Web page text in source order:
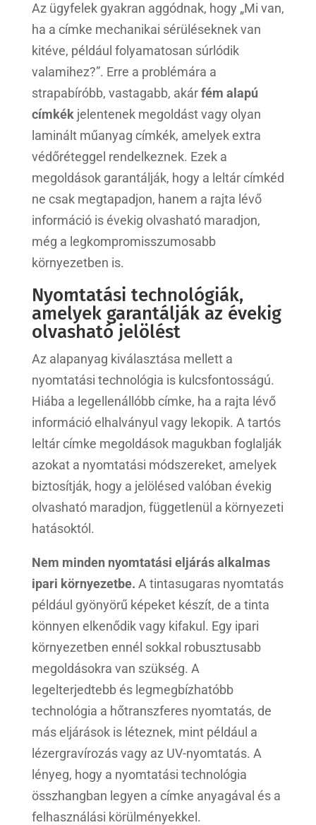
Az ügyfelek gyakran aggódnak, hogy „Mi van,
ha a címke mechanikai sérüléseknek van
kitéve, például folyamatosan súrlódik
valamihez?”. Erre a problémára a
strapabíróbb, vastagabb, akárfém alapú
címkékjelentenek megoldást vagy olyan
laminált műanyag címkék, amelyek extra
védőréteggel rendelkeznek. Ezek a
megoldások garantálják, hogy a leltár címkéd
ne csak megtapadjon, hanem a rajta lévő
információ is évekig olvasható maradjon,
még a legkompromisszumosabb
környezetben is.
Nyomtatási technológiák,
amelyek garantálják az évekig
olvasható jelölést
Az alapanyag kiválasztása mellett a
nyomtatási technológia is kulcsfontosságú.
Hiába a legellenállóbb címke, ha a rajta lévő
információ elhalványul vagy lekopik. A tartós
leltár címke megoldások magukban foglalják
azokat a nyomtatási módszereket, amelyek
biztosítják, hogy a jelölésed valóban évekig
olvasható maradjon, függetlenül a környezeti
hatásoktól.
Nem minden nyomtatási eljárás alkalmas
ipari környezetbe. A tintasugaras nyomtatás
például gyönyörű képeket készít, de a tinta
könnyen elkenődik vagy kifakul. Egy ipari
környezetben ennél sokkal robusztusabb
megoldásokra van szükség. A
legelterjedtebb és legmegbízhatóbb
technológia a hőtranszferes nyomtatás, de
más eljárások is léteznek, mint például a
lézergravírozás vagy az UV-nyomtatás. A
lényeg, hogy a nyomtatási technológia
összhangban legyen a címke anyagával és a
felhasználási körülményekkel.